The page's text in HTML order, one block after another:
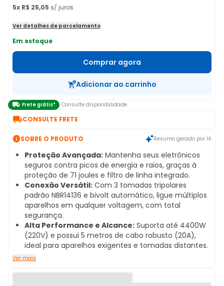
5x R$ 25,05 s/ juros
Ver detalhes de parcelamento
Em estoque
Comprar agora
Adicionar ao carrinho
 Frete grátis* Consulte disponibilidade
CONSULTE FRETE
SOBRE O PRODUTO Resumo gerado por IA
Proteção Avançada: Mantenha seus eletrônicos
seguros contra picos de energia e raios, graças à
proteção de 71 joules e filtro de linha integrado.
Conexão Versátil: Com 3 tomadas tripolares
padrão NBR14136 e bivolt automático, ligue múltiplos
aparelhos em qualquer voltagem, com total
segurança.
Alta Performance e Alcance: Suporta até 4400W
(220V) e possui 5 metros de cabo robusto (20A),
ideal para aparelhos exigentes e tomadas distantes.
Ver mais